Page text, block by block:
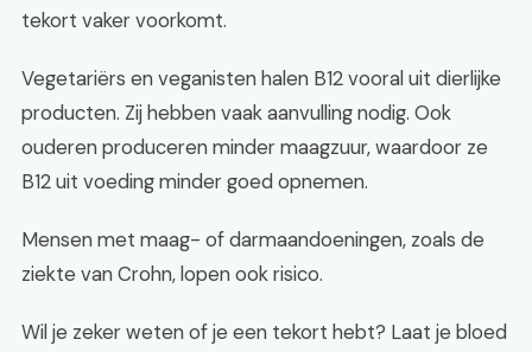
tekort vaker voorkomt.
Vegetariërs en veganisten halen B12 vooral uit dierlijke
producten. Zij hebben vaak aanvulling nodig. Ook
ouderen produceren minder maagzuur, waardoor ze
B12 uit voeding minder goed opnemen.
Mensen met maag- of darmaandoeningen, zoals de
ziekte van Crohn, lopen ook risico.
Wil je zeker weten of je een tekort hebt? Laat je bloed